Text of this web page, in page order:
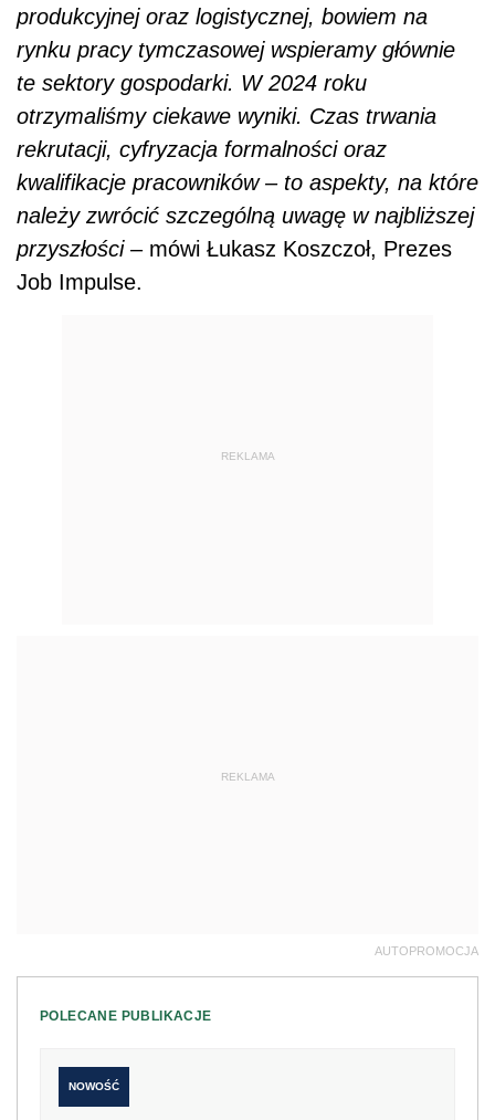
produkcyjnej oraz logistycznej, bowiem na
rynku pracy tymczasowej wspieramy głównie
te sektory gospodarki. W 2024 roku
otrzymaliśmy ciekawe wyniki. Czas trwania
rekrutacji, cyfryzacja formalności oraz
kwalifikacje pracowników – to aspekty, na które
należy zwrócić szczególną uwagę w najbliższej
przyszłości – mówi Łukasz Koszczoł, Prezes
Job Impulse.
REKLAMA
REKLAMA
AUTOPROMOCJA
POLECANE PUBLIKACJE
NOWOŚĆ